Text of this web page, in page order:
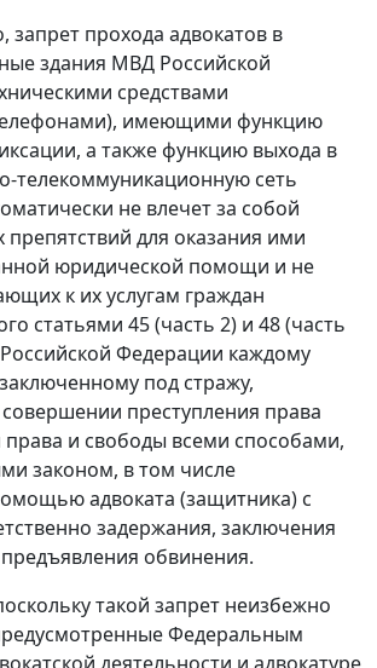
запрет прохода адвокатов в
здания МВД Российской
средствами
имеющими функцию
а также функцию выхода в
телекоммуникационную сеть
не влечет за собой
для оказания ими
юридической помощи и не
к их услугам граждан
статьями 45 (часть 2) и 48 (часть
Федерации каждому
под стражу,
преступления права
и свободы всеми способами,
законом, в том числе
адвоката (защитника) с
задержания, заключения
обвинения.
такой запрет неизбежно
Федеральным